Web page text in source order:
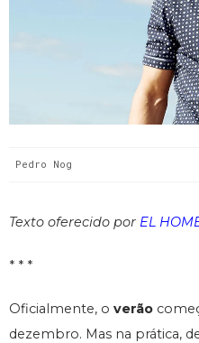
Pedro Nog
Texto oferecido por EL
* * *
Oficialmente, o verão
dezembro. Mas na prática,